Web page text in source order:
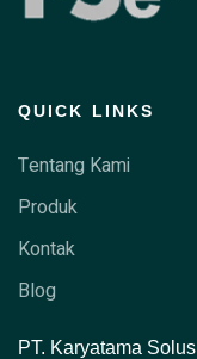
QUICK LINKS
Tentang Kami
Produk
Kontak
Blog
PT. Karyatama